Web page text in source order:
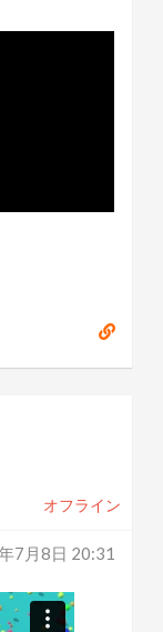
オフライン
7月8日 20:31